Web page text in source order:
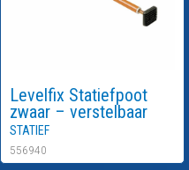
Levelfix Statiefpoot
zwaar – verstelbaar
Statief
556940